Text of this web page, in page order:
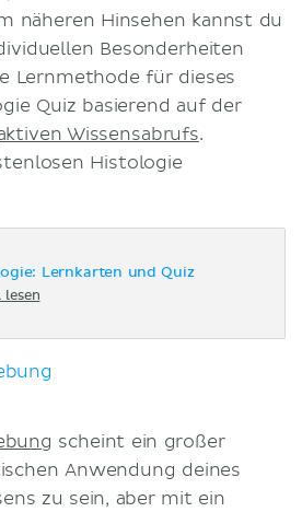
näheren Hinsehen kannst du
Besonderheiten
Lernmethode für dieses
Quiz basierend auf der
Wissensabrufs.
Histologie
Lernkarten und Quiz
lesen
scheint ein großer
Anwendung deines
zu sein, aber mit ein